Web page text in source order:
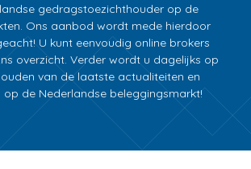
gedragstoezichthouder op de
Ons aanbod wordt mede hierdoor
U kunt eenvoudig online brokers
overzicht. Verder wordt u dagelijks op
van de laatste actualiteiten en
op de Nederlandse beleggingsmarkt!